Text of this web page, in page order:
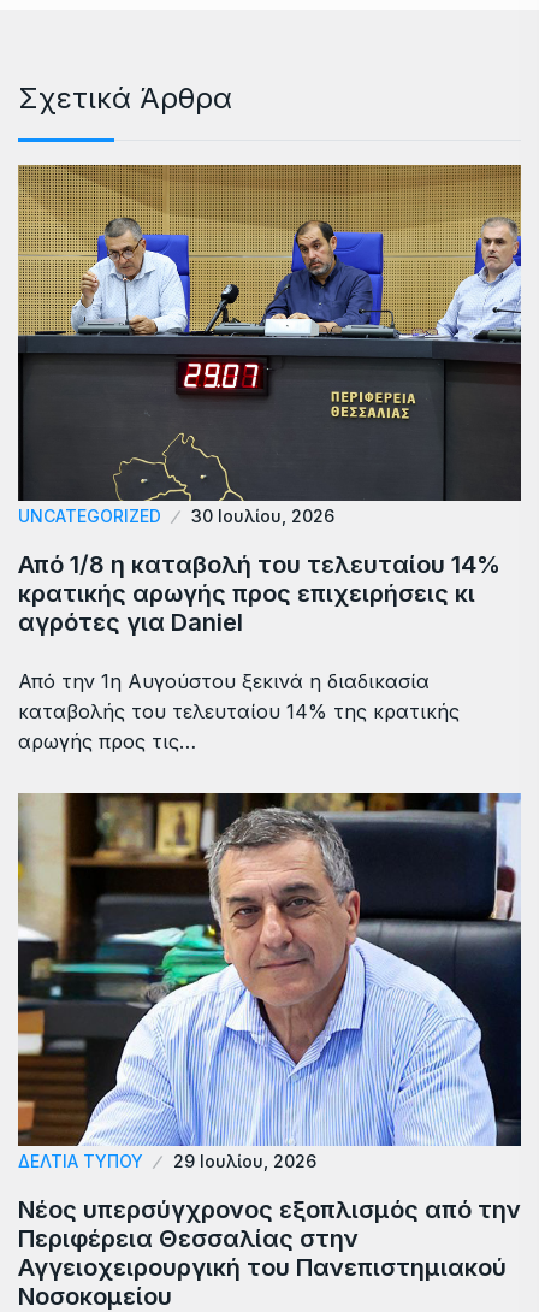
Σχετικά Άρθρα
UNCATEGORIZED 30 Ιουλίου, 2026
Από 1/8 η καταβολή του τελευταίου 14%
κρατικής αρωγής προς επιχειρήσεις κι
αγρότες για Daniel
Από την 1η Αυγούστου ξεκινά η διαδικασία
καταβολής του τελευταίου 14% της κρατικής
αρωγής προς τις…
ΔΕΛΤΙΑ ΤΥΠΟΥ 29 Ιουλίου, 2026
Νέος υπερσύγχρονος εξοπλισμός από την
Περιφέρεια Θεσσαλίας στην
Αγγειοχειρουργική του Πανεπιστημιακού
Νοσοκομείου